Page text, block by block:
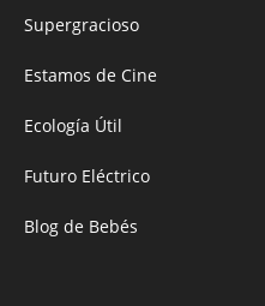
Supergracioso
Estamos de Cine
Ecología Útil
Futuro Eléctrico
Blog de Bebés